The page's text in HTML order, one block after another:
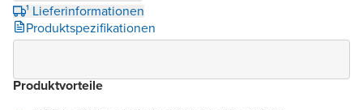
¹ Lieferinformationen
Produktspezifikationen
Produktvorteile